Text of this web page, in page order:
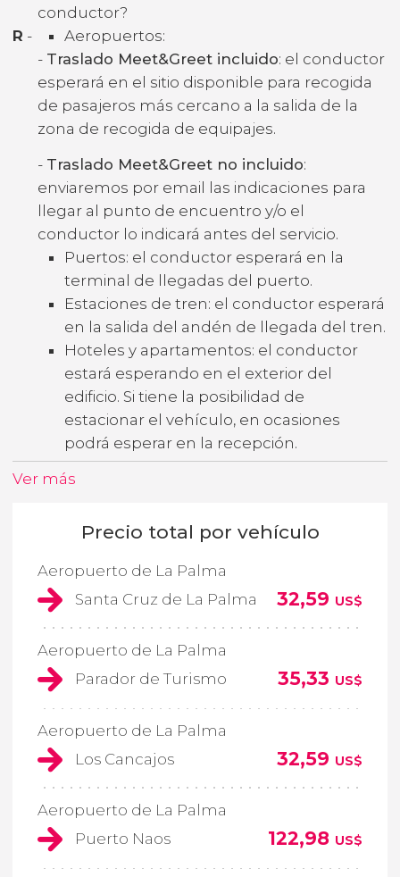
conductor?
R -
Aeropuertos:
- Traslado Meet&Greet incluido: el conductor
esperará en el sitio disponible para recogida
de pasajeros más cercano a la salida de la
zona de recogida de equipajes.
- Traslado Meet&Greet no incluido:
enviaremos por email las indicaciones para
llegar al punto de encuentro y/o el
conductor lo indicará antes del servicio.
Puertos: el conductor esperará en la
terminal de llegadas del puerto.
Estaciones de tren: el conductor esperará
en la salida del andén de llegada del tren.
Hoteles y apartamentos: el conductor
estará esperando en el exterior del
edificio. Si tiene la posibilidad de
estacionar el vehículo, en ocasiones
podrá esperar en la recepción.
Ver más
Precio total por vehículo
Aeropuerto de La Palma
Santa Cruz de La Palma
32,59 US$
Aeropuerto de La Palma
Parador de Turismo
35,33 US$
Aeropuerto de La Palma
Los Cancajos
32,59 US$
Aeropuerto de La Palma
Puerto Naos
122,98 US$